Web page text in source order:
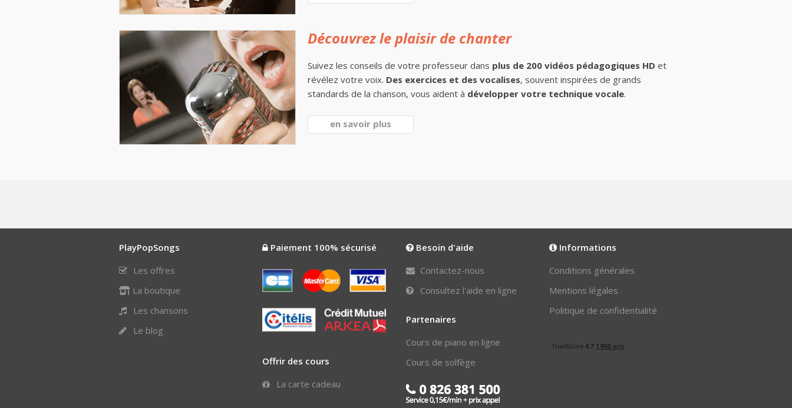
Découvrez le plaisir de chanter
Suivez les conseils de votre professeur dans plus de 200 vidéos pédagogiques HD et
révélez votre voix. Des exercices et des vocalises, souvent inspirées de grands
standards de la chanson, vous aident à développer votre technique vocale.
en savoir plus
PlayPopSongs
Les offres
La boutique
Les chansons
Le blog
Paiement 100% sécurisé
Offrir des cours
La carte cadeau
Besoin d'aide
Contactez-nous
Consultez l'aide en ligne
Partenaires
Cours de piano en ligne
Cours de solfège
Informations
Conditions générales
Mentions légales
Politique de confidentialité